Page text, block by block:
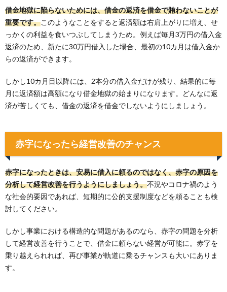
借金地獄に陥らないためには、借金の返済を借金で賄わないことが
重要です。このようなことをすると返済額は右肩上がりに増え、せ
っかくの利益を食いつぶしてしまうため。例えば毎月3万円の借入金
返済のため、新たに30万円借入した場合、最初の10カ月は借入金か
らの返済ができます。
しかし10カ月目以降には、2本分の借入金だけが残り、結果的に毎
月に返済額は高額になり借金地獄の始まりになります。どんなに返
済が苦しくても、借金の返済を借金でしないようにしましょう。
赤字になったら経営改善のチャンス
赤字になったときは、安易に借入に頼るのではなく、赤字の原因を
分析して経営改善を行うようにしましょう。不況やコロナ禍のよう
な社会的要因であれば、短期的に公的支援制度などを頼ることも検
討してください。
しかし事業における構造的な問題があるのなら、赤字の問題を分析
して経営改善を行うことで、借金に頼らない経営が可能に。赤字を
乗り越えられれば、再び事業が軌道に乗るチャンスも大いにありま
す。